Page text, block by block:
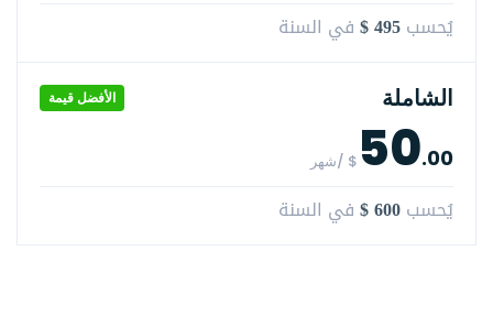
يُحسب $ 495 في السنة
الشاملة الأفضل قيمة
50.00 $ /شهر
يُحسب $ 600 في السنة